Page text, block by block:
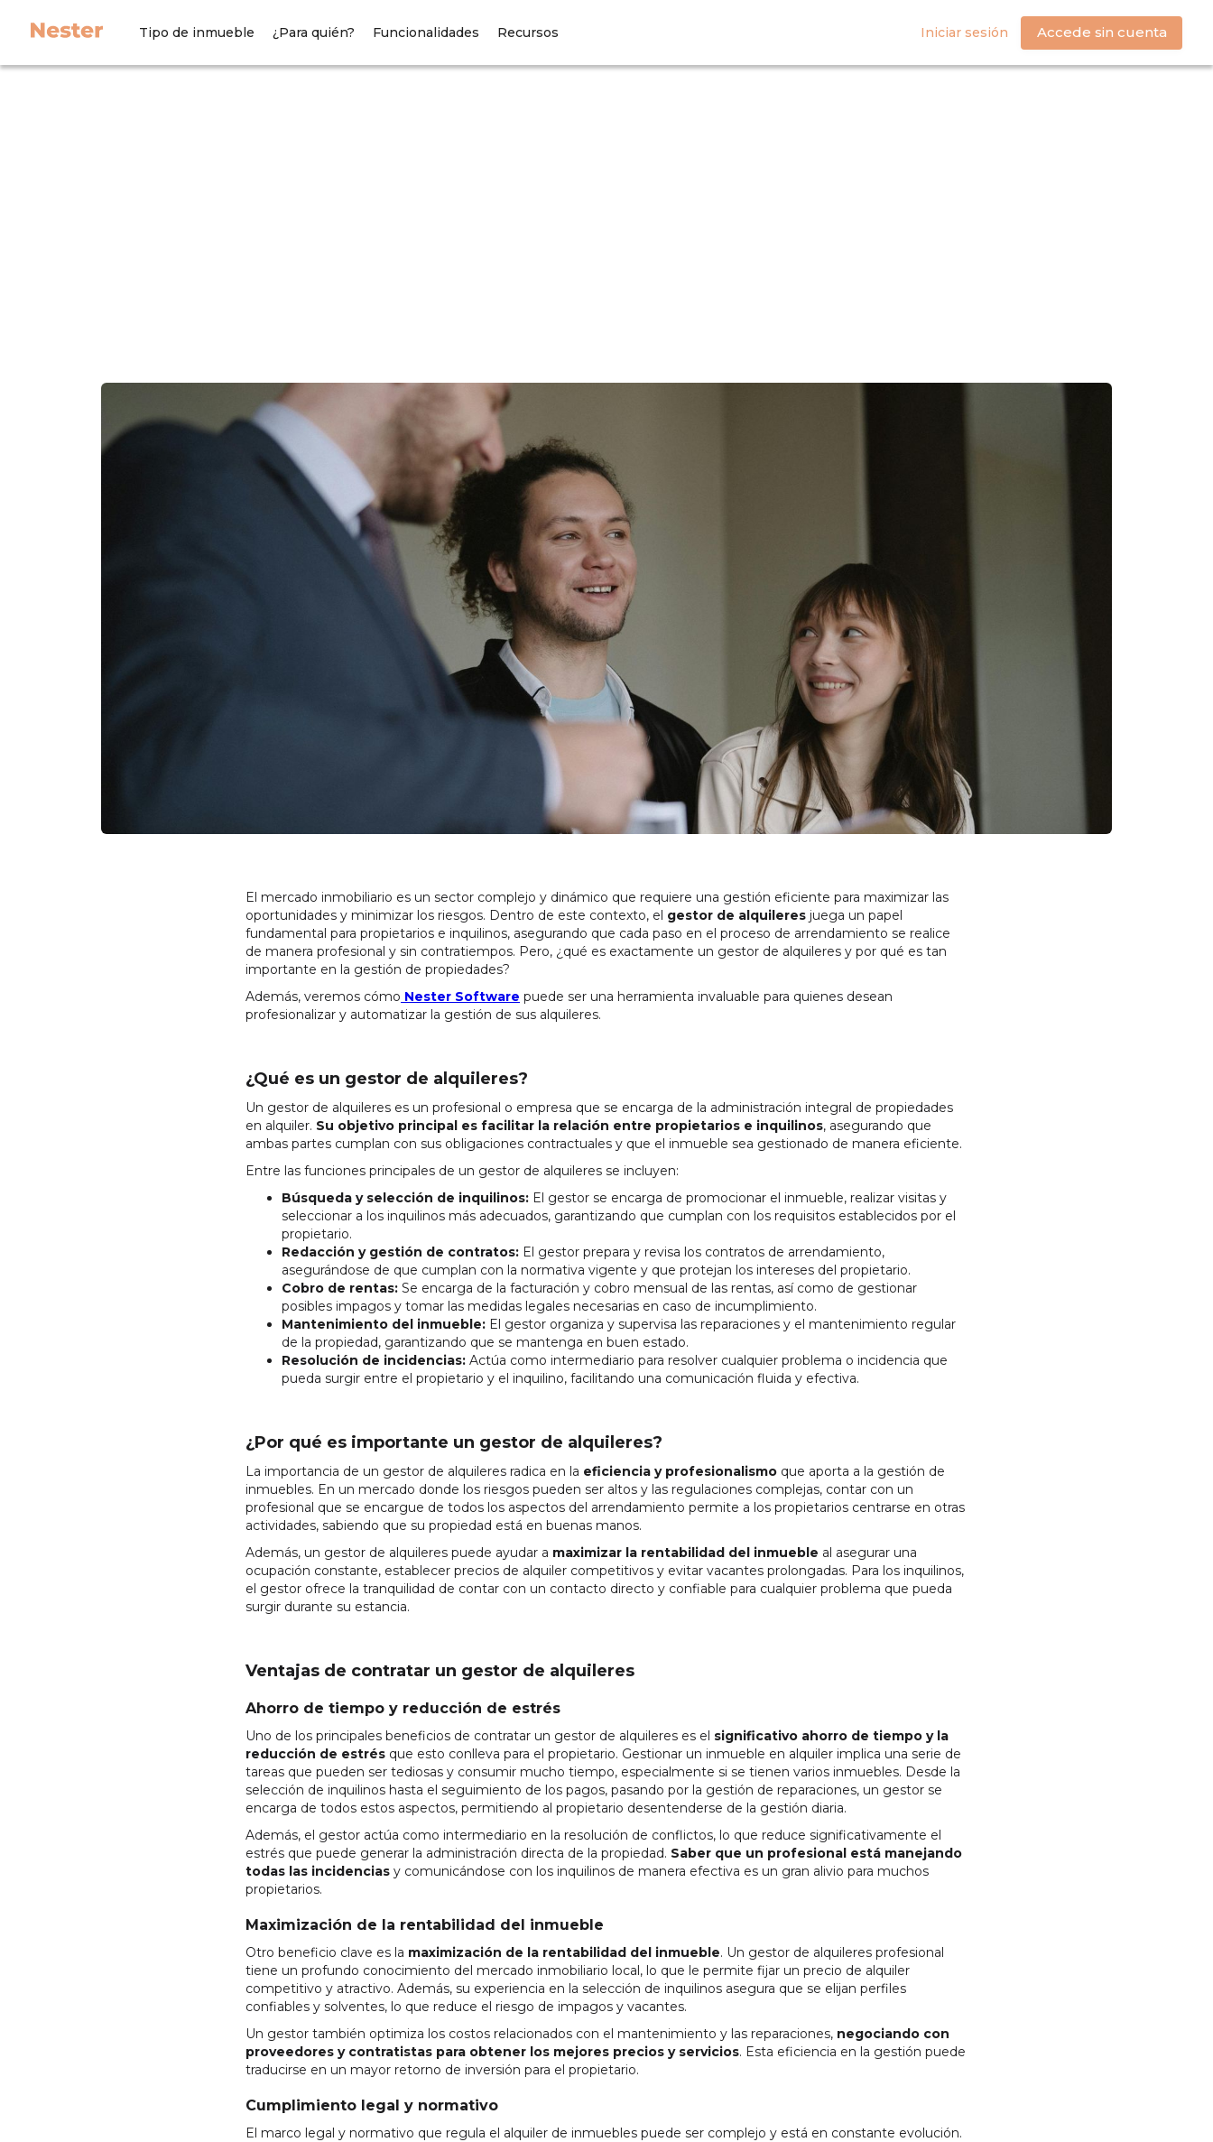
Tipo de inmueble ¿Para quién? Funcionalidades Recursos Iniciar sesión Accede sin cuenta
El mercado inmobiliario es un sector complejo y dinámico que requiere una gestión eficiente para maximizar las
oportunidades y minimizar los riesgos. Dentro de este contexto, el gestor de alquileres juega un papel
fundamental para propietarios e inquilinos, asegurando que cada paso en el proceso de arrendamiento se realice
de manera profesional y sin contratiempos. Pero, ¿qué es exactamente un gestor de alquileres y por qué es tan
importante en la gestión de propiedades?
Además, veremos cómo Nester Software puede ser una herramienta invaluable para quienes desean
profesionalizar y automatizar la gestión de sus alquileres.
¿Qué es un gestor de alquileres?
Un gestor de alquileres es un profesional o empresa que se encarga de la administración integral de propiedades
en alquiler. Su objetivo principal es facilitar la relación entre propietarios e inquilinos, asegurando que
ambas partes cumplan con sus obligaciones contractuales y que el inmueble sea gestionado de manera eficiente.
Entre las funciones principales de un gestor de alquileres se incluyen:
Búsqueda y selección de inquilinos: El gestor se encarga de promocionar el inmueble, realizar visitas y
seleccionar a los inquilinos más adecuados, garantizando que cumplan con los requisitos establecidos por el
propietario.
Redacción y gestión de contratos: El gestor prepara y revisa los contratos de arrendamiento,
asegurándose de que cumplan con la normativa vigente y que protejan los intereses del propietario.
Cobro de rentas: Se encarga de la facturación y cobro mensual de las rentas, así como de gestionar
posibles impagos y tomar las medidas legales necesarias en caso de incumplimiento.
Mantenimiento del inmueble: El gestor organiza y supervisa las reparaciones y el mantenimiento regular
de la propiedad, garantizando que se mantenga en buen estado.
Resolución de incidencias: Actúa como intermediario para resolver cualquier problema o incidencia que
pueda surgir entre el propietario y el inquilino, facilitando una comunicación fluida y efectiva.
¿Por qué es importante un gestor de alquileres?
La importancia de un gestor de alquileres radica en la eficiencia y profesionalismo que aporta a la gestión de
inmuebles. En un mercado donde los riesgos pueden ser altos y las regulaciones complejas, contar con un
profesional que se encargue de todos los aspectos del arrendamiento permite a los propietarios centrarse en otras
actividades, sabiendo que su propiedad está en buenas manos.
Además, un gestor de alquileres puede ayudar a maximizar la rentabilidad del inmueble al asegurar una
ocupación constante, establecer precios de alquiler competitivos y evitar vacantes prolongadas. Para los inquilinos,
el gestor ofrece la tranquilidad de contar con un contacto directo y confiable para cualquier problema que pueda
surgir durante su estancia.
Ventajas de contratar un gestor de alquileres
Ahorro de tiempo y reducción de estrés
Uno de los principales beneficios de contratar un gestor de alquileres es el significativo ahorro de tiempo y la
reducción de estrés que esto conlleva para el propietario. Gestionar un inmueble en alquiler implica una serie de
tareas que pueden ser tediosas y consumir mucho tiempo, especialmente si se tienen varios inmuebles. Desde la
selección de inquilinos hasta el seguimiento de los pagos, pasando por la gestión de reparaciones, un gestor se
encarga de todos estos aspectos, permitiendo al propietario desentenderse de la gestión diaria.
Además, el gestor actúa como intermediario en la resolución de conflictos, lo que reduce significativamente el
estrés que puede generar la administración directa de la propiedad. Saber que un profesional está manejando
todas las incidencias y comunicándose con los inquilinos de manera efectiva es un gran alivio para muchos
propietarios.
Maximización de la rentabilidad del inmueble
Otro beneficio clave es la maximización de la rentabilidad del inmueble. Un gestor de alquileres profesional
tiene un profundo conocimiento del mercado inmobiliario local, lo que le permite fijar un precio de alquiler
competitivo y atractivo. Además, su experiencia en la selección de inquilinos asegura que se elijan perfiles
confiables y solventes, lo que reduce el riesgo de impagos y vacantes.
Un gestor también optimiza los costos relacionados con el mantenimiento y las reparaciones, negociando con
proveedores y contratistas para obtener los mejores precios y servicios. Esta eficiencia en la gestión puede
traducirse en un mayor retorno de inversión para el propietario.
Cumplimiento legal y normativo
El marco legal y normativo que regula el alquiler de inmuebles puede ser complejo y está en constante evolución.